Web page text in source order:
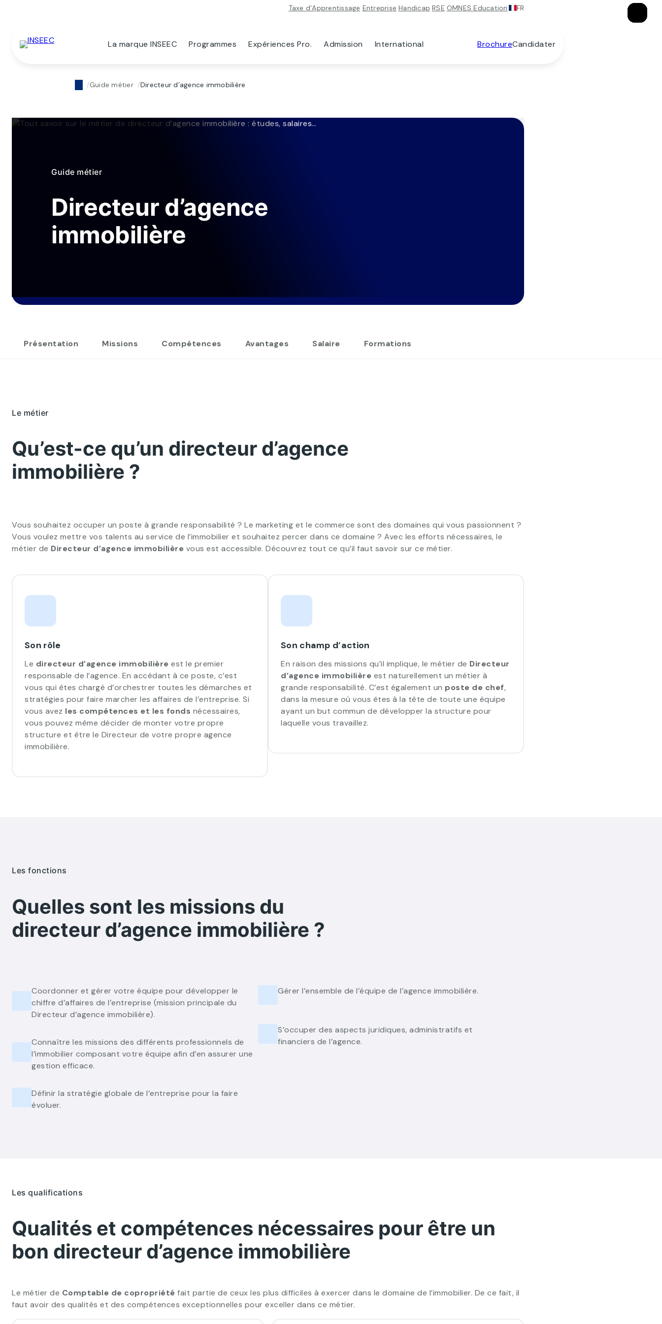
Taxe d’Apprentissage Entreprise Handicap RSE OMNES Education FR
La marque INSEEC Programmes Expériences Pro. Admission International BrochureCandidater
Guide métier Directeur d’agence immobilière
Guide métier
Directeur d’agence
immobilière
Présentation Missions Compétences Avantages Salaire Formations
Le métier
Qu’est-ce qu’un directeur d’agence
immobilière ?
Vous souhaitez occuper un poste à grande responsabilité ? Le marketing et le commerce sont des domaines qui vous passionnent ?
Vous voulez mettre vos talents au service de l’immobilier et souhaitez percer dans ce domaine ? Avec les efforts nécessaires, le
métier de Directeur d’agence immobilière vous est accessible. Découvrez tout ce qu’il faut savoir sur ce métier.
Son rôle
Le directeur d’agence immobilière est le premier
responsable de l’agence. En accédant à ce poste, c’est
vous qui êtes chargé d’orchestrer toutes les démarches et
stratégies pour faire marcher les affaires de l’entreprise. Si
vous avez les compétences et les fonds nécessaires,
vous pouvez même décider de monter votre propre
structure et être le Directeur de votre propre agence
immobilière.
Son champ d’action
En raison des missions qu’il implique, le métier de Directeur
d’agence immobilière est naturellement un métier à
grande responsabilité. C’est également un poste de chef,
dans la mesure où vous êtes à la tête de toute une équipe
ayant un but commun de développer la structure pour
laquelle vous travaillez.
Les fonctions
Quelles sont les missions du
directeur d’agence immobilière ?
Coordonner et gérer votre équipe pour développer le
chiffre d’affaires de l’entreprise (mission principale du
Directeur d’agence immobilière).
Connaître les missions des différents professionnels de
l’immobilier composant votre équipe afin d’en assurer une
gestion efficace.
Définir la stratégie globale de l’entreprise pour la faire
évoluer.
Gérer l’ensemble de l’équipe de l’agence immobilière.
S’occuper des aspects juridiques, administratifs et
financiers de l’agence.
Les qualifications
Qualités et compétences nécessaires pour être un
bon directeur d’agence immobilière
Le métier de Comptable de copropriété fait partie de ceux les plus difficiles à exercer dans le domaine de l’immobilier. De ce fait, il
faut avoir des qualités et des compétences exceptionnelles pour exceller dans ce métier.